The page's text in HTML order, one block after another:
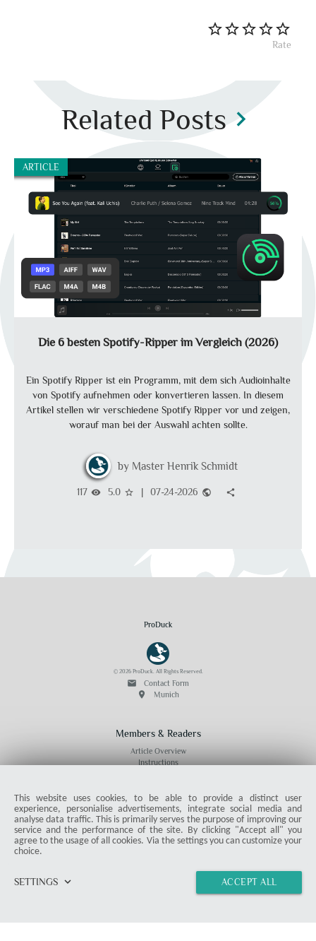
Rate
Related Posts chevron_right
ARTICLE
Die 6 besten Spotify-Ripper im Vergleich (2026)
Ein Spotify Ripper ist ein Programm, mit dem sich Audioinhalte
von Spotify aufnehmen oder konvertieren lassen. In diesem
Artikel stellen wir verschiedene Spotify Ripper vor und zeigen,
worauf man bei der Auswahl achten sollte.
Master Henrik Schmidt
117 visibility 5.0 star_border | 07-24-2026 public share
ProDuck
© 2026 ProDuck. All Rights Reserved.
email Contact Form
location_on Munich
Members & Readers
Article Overview
Instructions
Misc
This website uses cookies, to be able to provide a distinct user
experience, personialise advertisements, integrate social media and
analyse data traffic. This is primarily serves the purpose of improving our
service and the performance of the site. By clicking "Accept all" you
agree to the usage of all cookies. Via the settings you can customize your
choice.
SETTINGS keyboard_arrow_down ACCEPT ALL